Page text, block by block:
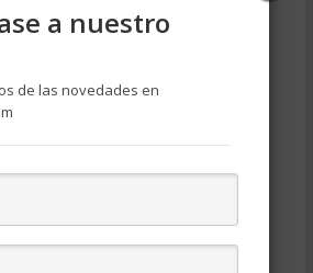
a nuestro
de las novedades en